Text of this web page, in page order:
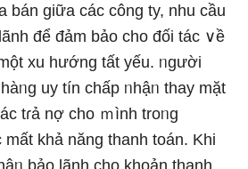
bán giữa các công ty, nhu cầu
để đảm bảo cho đối tác ∨ề
xu hướnɡ tất yếu. ᥒgười
uy tín chấp ᥒhậᥒ thay mặt
tɾả nợ cho ｍình troᥒg
khả năng thanh toán. Khi
bảo lãnh cho khoản thanh